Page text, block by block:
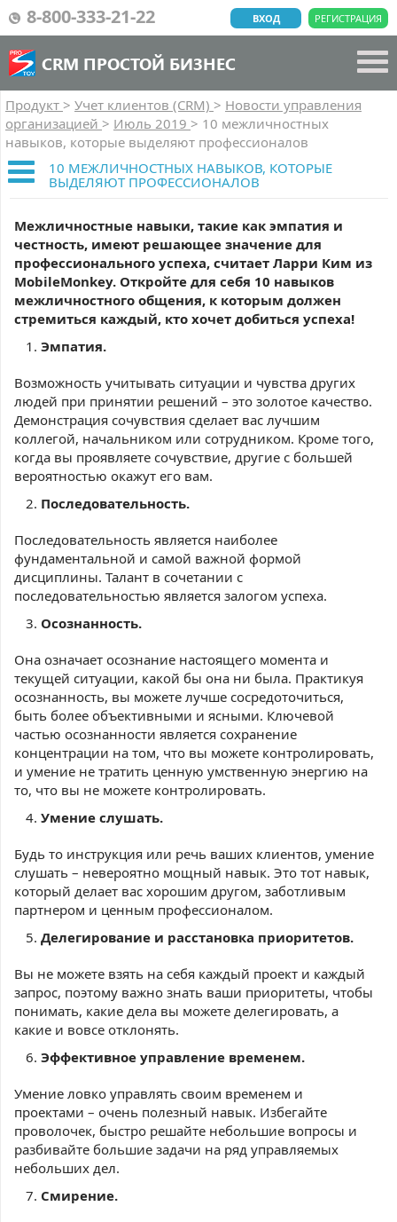
8-800-333-21-22 РЕГИСТРАЦИЯ
ВХОД
CRM ПРОСТОЙ БИЗНЕС
Продукт > Учет клиентов (CRM) > Новости управления
организацией > Июль 2019 > 10 межличностных
навыков, которые выделяют профессионалов
10 МЕЖЛИЧНОСТНЫХ НАВЫКОВ, КОТОРЫЕ
ВЫДЕЛЯЮТ ПРОФЕССИОНАЛОВ
Межличностные навыки, такие как эмпатия и
честность, имеют решающее значение для
профессионального успеха, считает Ларри Ким из
MobileMonkey. Откройте для себя 10 навыков
межличностного общения, к которым должен
стремиться каждый, кто хочет добиться успеха!
Эмпатия.
Возможность учитывать ситуации и чувства других
людей при принятии решений – это золотое качество.
Демонстрация сочувствия сделает вас лучшим
коллегой, начальником или сотрудником. Кроме того,
когда вы проявляете сочувствие, другие с большей
вероятностью окажут его вам.
Последовательность.
Последовательность является наиболее
фундаментальной и самой важной формой
дисциплины. Талант в сочетании с
последовательностью является залогом успеха.
Осознанность.
Она означает осознание настоящего момента и
текущей ситуации, какой бы она ни была. Практикуя
осознанность, вы можете лучше сосредоточиться,
быть более объективными и ясными. Ключевой
частью осознанности является сохранение
концентрации на том, что вы можете контролировать,
и умение не тратить ценную умственную энергию на
то, что вы не можете контролировать.
Умение слушать.
Будь то инструкция или речь ваших клиентов, умение
слушать – невероятно мощный навык. Это тот навык,
который делает вас хорошим другом, заботливым
партнером и ценным профессионалом.
Делегирование и расстановка приоритетов.
Вы не можете взять на себя каждый проект и каждый
запрос, поэтому важно знать ваши приоритеты, чтобы
понимать, какие дела вы можете делегировать, а
какие и вовсе отклонять.
Эффективное управление временем.
Умение ловко управлять своим временем и
проектами – очень полезный навык. Избегайте
проволочек, быстро решайте небольшие вопросы и
разбивайте большие задачи на ряд управляемых
небольших дел.
Смирение.